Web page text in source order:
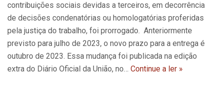
contribuições sociais devidas a terceiros, em decorrência
de decisões condenatórias ou homologatórias proferidas
pela justiça do trabalho, foi prorrogado. Anteriormente
previsto para julho de 2023, o novo prazo para a entrega é
outubro de 2023. Essa mudança foi publicada na edição
extra do Diário Oficial da União, no… Continue a ler »